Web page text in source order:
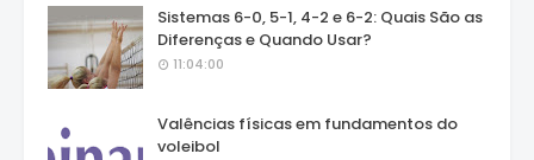
Sistemas 6-0, 5-1, 4-2 e 6-2: Quais São as
Diferenças e Quando Usar?
11:04:00
Valências físicas em fundamentos do
voleibol